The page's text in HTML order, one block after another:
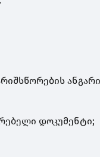
დოკუმენტი;